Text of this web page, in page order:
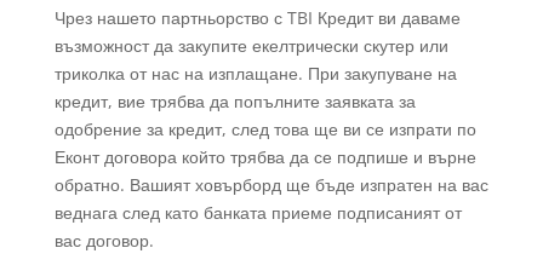
Чрез нашето партньорство с TBI Кредит ви даваме
възможност да закупите екелтрически скутер или
триколка от нас на изплащане. При закупуване на
кредит, вие трябва да попълните заявката за
одобрение за кредит, след това ще ви се изпрати по
Еконт договора който трябва да се подпише и върне
обратно. Вашият ховърборд ще бъде изпратен на вас
веднага след като банката приеме подписаният от
вас договор.